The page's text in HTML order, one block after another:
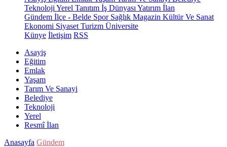
Teknoloji Yerel Tanıtım İş Dünyası Yatırım İlan
Gündem İlçe - Belde SporSağlık Magazin Kültür Ve Sanat
Ekonomi Siyaset Turizm Üniversite
Künye İletişim RSS
Asayiş
Eğitim
Emlak
Yaşam
Tarım Ve Sanayi
Belediye
Teknoloji
Yerel
Resmî İlan
Anasayfa Gündem